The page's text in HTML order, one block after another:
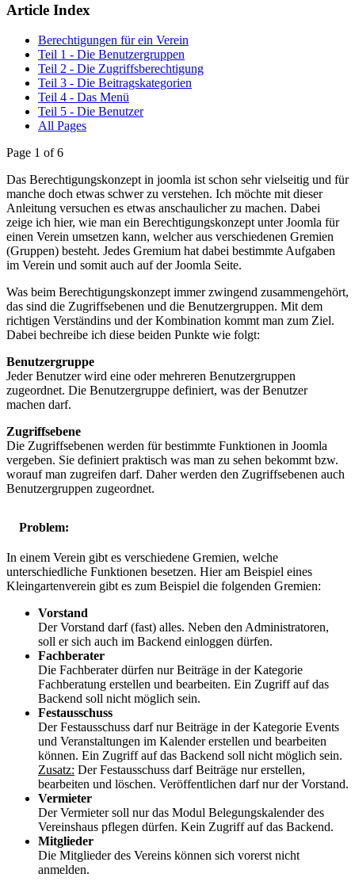
Article Index
Berechtigungen für ein Verein
Teil 1 - Die Benutzergruppen
Teil 2 - Die Zugriffsberechtigung
Teil 3 - Die Beitragskategorien
Teil 4 - Das Menü
Teil 5 - Die Benutzer
All Pages
Page 1 of 6
Das Berechtigungskonzept in joomla ist schon sehr vielseitig und für
manche doch etwas schwer zu verstehen. Ich möchte mit dieser
Anleitung versuchen es etwas anschaulicher zu machen. Dabei
zeige ich hier, wie man ein Berechtigungskonzept unter Joomla für
einen Verein umsetzen kann, welcher aus verschiedenen Gremien
(Gruppen) besteht. Jedes Gremium hat dabei bestimmte Aufgaben
im Verein und somit auch auf der Joomla Seite.
Was beim Berechtigungskonzept immer zwingend zusammengehört,
das sind die Zugriffsebenen und die Benutzergruppen. Mit dem
richtigen Verständins und der Kombination kommt man zum Ziel.
Dabei bechreibe ich diese beiden Punkte wie folgt:
Benutzergruppe
Jeder Benutzer wird eine oder mehreren Benutzergruppen
zugeordnet. Die Benutzergruppe definiert, was der Benutzer
machen darf.
Zugriffsebene
Die Zugriffsebenen werden für bestimmte Funktionen in Joomla
vergeben. Sie definiert praktisch was man zu sehen bekommt bzw.
worauf man zugreifen darf. Daher werden den Zugriffsebenen auch
Benutzergruppen zugeordnet.
Problem:
In einem Verein gibt es verschiedene Gremien, welche
unterschiedliche Funktionen besetzen. Hier am Beispiel eines
Kleingartenverein gibt es zum Beispiel die folgenden Gremien:
Vorstand
Der Vorstand darf (fast) alles. Neben den Administratoren,
soll er sich auch im Backend einloggen dürfen.
Fachberater
Die Fachberater dürfen nur Beiträge in der Kategorie
Fachberatung erstellen und bearbeiten. Ein Zugriff auf das
Backend soll nicht möglich sein.
Festausschuss
Der Festausschuss darf nur Beiträge in der Kategorie Events
und Veranstaltungen im Kalender erstellen und bearbeiten
können. Ein Zugriff auf das Backend soll nicht möglich sein.
Zusatz: Der Festausschuss darf Beiträge nur erstellen,
bearbeiten und löschen. Veröffentlichen darf nur der Vorstand.
Vermieter
Der Vermieter soll nur das Modul Belegungskalender des
Vereinshaus pflegen dürfen. Kein Zugriff auf das Backend.
Mitglieder
Die Mitglieder des Vereins können sich vorerst nicht
anmelden.